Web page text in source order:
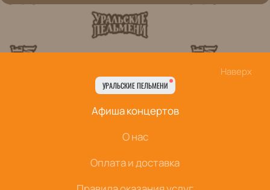
Наверх
УРАЛЬСКИЕ ПЕЛЬМЕНИ
Афиша концертов
О нас
Оплата и доставка